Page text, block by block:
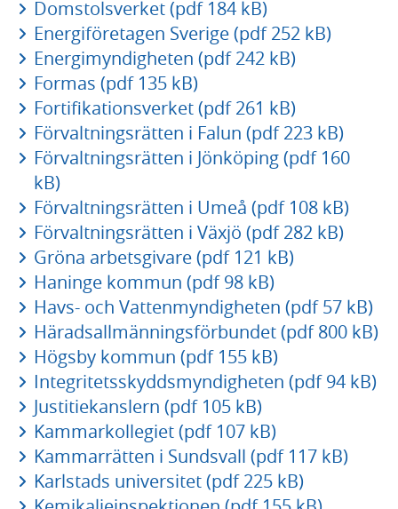
Domstolsverket (pdf 184 kB)
Energiföretagen Sverige (pdf 252 kB)
Energimyndigheten (pdf 242 kB)
Formas (pdf 135 kB)
Fortifikationsverket (pdf 261 kB)
Förvaltningsrätten i Falun (pdf 223 kB)
Förvaltningsrätten i Jönköping (pdf 160
kB)
Förvaltningsrätten i Umeå (pdf 108 kB)
Förvaltningsrätten i Växjö (pdf 282 kB)
Gröna arbetsgivare (pdf 121 kB)
Haninge kommun (pdf 98 kB)
Havs- och Vattenmyndigheten (pdf 57 kB)
Häradsallmänningsförbundet (pdf 800 kB)
Högsby kommun (pdf 155 kB)
Integritetsskyddsmyndigheten (pdf 94 kB)
Justitiekanslern (pdf 105 kB)
Kammarkollegiet (pdf 107 kB)
Kammarrätten i Sundsvall (pdf 117 kB)
Karlstads universitet (pdf 225 kB)